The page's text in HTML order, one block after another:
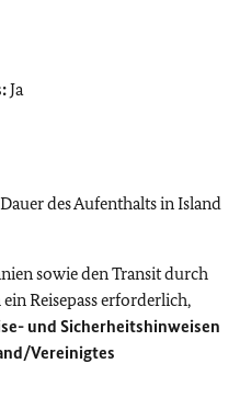
Ja
des Aufenthalts in Island
sowie den Transit durch
Reisepass erforderlich,
und Sicherheitshinweisen
Vereinigtes